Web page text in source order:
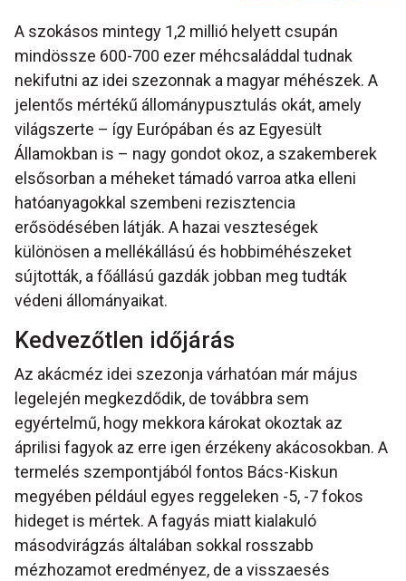
A szokásos mintegy 1,2 millió helyett csupán
mindössze 600-700 ezer méhcsaláddal tudnak
nekifutni az idei szezonnak a magyar méhészek. A
jelentős mértékű állománypusztulás okát, amely
világszerte – így Európában és az Egyesült
Államokban is – nagy gondot okoz, a szakemberek
elsősorban a méheket támadó varroa atka elleni
hatóanyagokkal szembeni rezisztencia
erősödésében látják. A hazai veszteségek
különösen a mellékállású és hobbiméhészeket
sújtották, a főállású gazdák jobban meg tudták
védeni állományaikat.
Kedvezőtlen időjárás
Az akácméz idei szezonja várhatóan már május
legelején megkezdődik, de továbbra sem
egyértelmű, hogy mekkora károkat okoztak az
áprilisi fagyok az erre igen érzékeny akácosokban. A
termelés szempontjából fontos Bács-Kiskun
megyében például egyes reggeleken -5, -7 fokos
hideget is mértek. A fagyás miatt kialakuló
másodvirágzás általában sokkal rosszabb
mézhozamot eredményez, de a visszaesés